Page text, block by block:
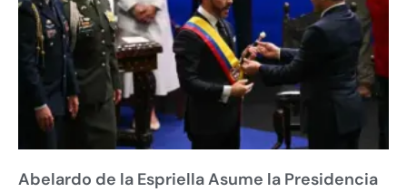
Abelardo de la Espriella Asume la Presidencia